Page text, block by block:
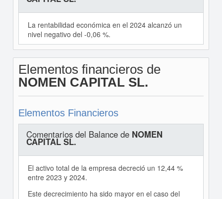
La rentabilidad económica en el 2024 alcanzó un
nivel negativo del -0,06 %.
Elementos financieros de
NOMEN CAPITAL SL.
Elementos Financieros
Comentarios del Balance de NOMEN
CAPITAL SL.
El activo total de la empresa decreció un 12,44 %
entre 2023 y 2024.
Este decrecimiento ha sido mayor en el caso del